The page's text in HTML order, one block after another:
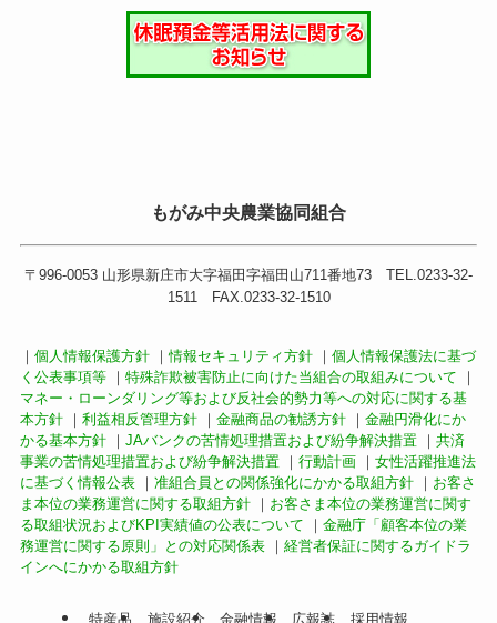
もがみ中央農業協同組合
〒996-0053 山形県新庄市大字福田字福田山711番地73 TEL.0233-32-
1511 FAX.0233-32-1510
｜ 個人情報保護方針｜情報セキュリティ方針 ｜ 個人情報保護法に基づ
く公表事項等｜ 特殊詐欺被害防止に向けた当組合の取組みについて ｜
マネー・ローンダリング等および反社会的勢力等への対応に関する基
本方針｜ 利益相反管理方針 ｜ 金融商品の勧誘方針｜ 金融円滑化にか
かる基本方針｜ JAバンクの苦情処理措置および紛争解決措置｜ 共済
事業の苦情処理措置および紛争解決措置｜ 行動計画｜ 女性活躍推進法
に基づく情報公表｜ 准組合員との関係強化にかかる取組方針｜ お客さ
ま本位の業務運営に関する取組方針｜ お客さま本位の業務運営に関す
る取組状況およびKPI実績値の公表について ｜ 金融庁「顧客本位の業
務運営に関する原則」との対応関係表｜ 経営者保証に関するガイドラ
インへにかかる取組方針
特産品 施設紹介 金融情報 広報誌 採用情報